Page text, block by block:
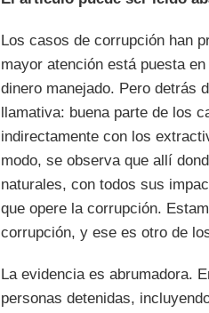
Los casos de corrupción han
mayor atención está puesta
dinero manejado. Pero detrás
llamativa: buena parte de los
indirectamente con los
modo, se observa que allí
naturales, con todos sus
que opere la corrupción.
corrupción, y ese es otro de
La evidencia es abrumadora.
personas detenidas,